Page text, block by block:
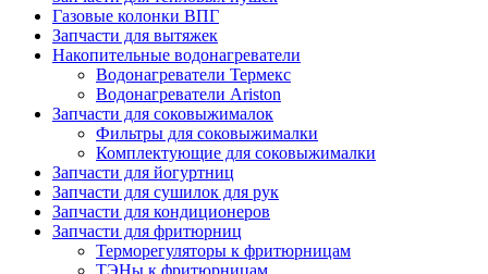
Газовые колонки ВПГ
Запчасти для вытяжек
Накопительные водонагреватели
Водонагреватели Термекс
Водонагреватели Ariston
Запчасти для соковыжималок
Фильтры для соковыжималки
Комплектующие для соковыжималки
Запчасти для йогуртниц
Запчасти для сушилок для рук
Запчасти для кондиционеров
Запчасти для фритюрниц
Терморегуляторы к фритюрницам